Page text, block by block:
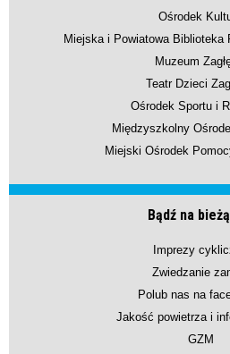
Ośrodek
Miejska i Powiatowa Biblioteka
Muzeum
Teatr Dzieci
Ośrodek Sportu i
Międzyszkolny
Miejski Ośrodek
Bądź na
Imprezy
Zwiedzanie
Polub nas na
Jakość powietrza i
GZM